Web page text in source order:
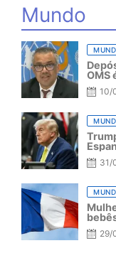
Mundo
OMS
10/
31/
29/